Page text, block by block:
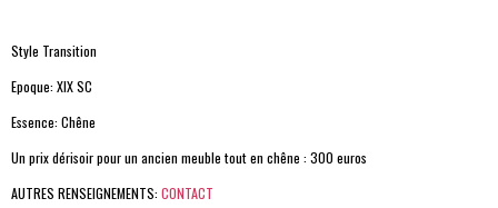
Style Transition
Epoque: XIX SC
Essence: Chêne
Un prix dérisoir pour un ancien meuble tout en chêne : 300 euros
AUTRES RENSEIGNEMENTS: CONTACT